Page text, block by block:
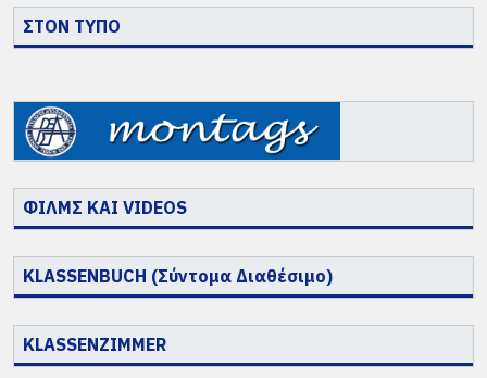
ΣΤΟΝ ΤΥΠΟ
ΦΙΛΜΣ ΚΑΙ VIDEOS
KLASSENBUCH (Σύντομα Διαθέσιμο)
KLASSENZIMMER